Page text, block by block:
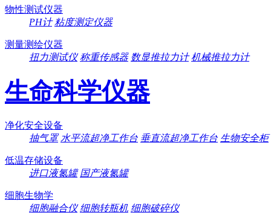
物性测试仪器
PH计 粘度测定仪器
测量测绘仪器
扭力测试仪 称重传感器 数显推拉力计 机械推拉力计
生命科学仪器
净化安全设备
抽气罩 水平流超净工作台 垂直流超净工作台 生物安全柜
低温存储设备
进口液氮罐 国产液氮罐
细胞生物学
细胞融合仪 细胞转瓶机 细胞破碎仪